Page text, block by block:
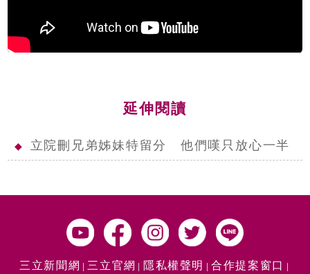
延伸閱讀
◆ 立院刪兄弟姊妹特留分 他們嘆只放心一半
三立新聞網 三立官網 隱私權聲明 合作提案窗口